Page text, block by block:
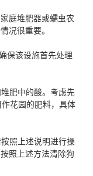
庭堆肥器或蠕虫农
况很重要。
保该设施首先处理
肥中的酸。考虑先
花园的肥料，具体
照上述说明进行操
照上述方法清除狗